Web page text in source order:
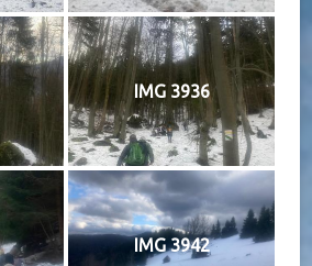
IMG 3936
IMG 3942